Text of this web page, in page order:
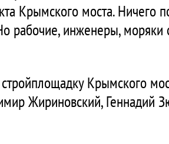
Крымского моста. Ничего
рабочие, инженеры, моряки
Крымского
Жириновский, Геннадий